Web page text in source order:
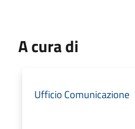
A cura di
Ufficio Comunicazione